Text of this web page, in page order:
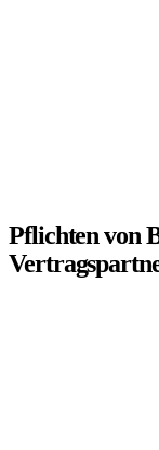
Pflichten von